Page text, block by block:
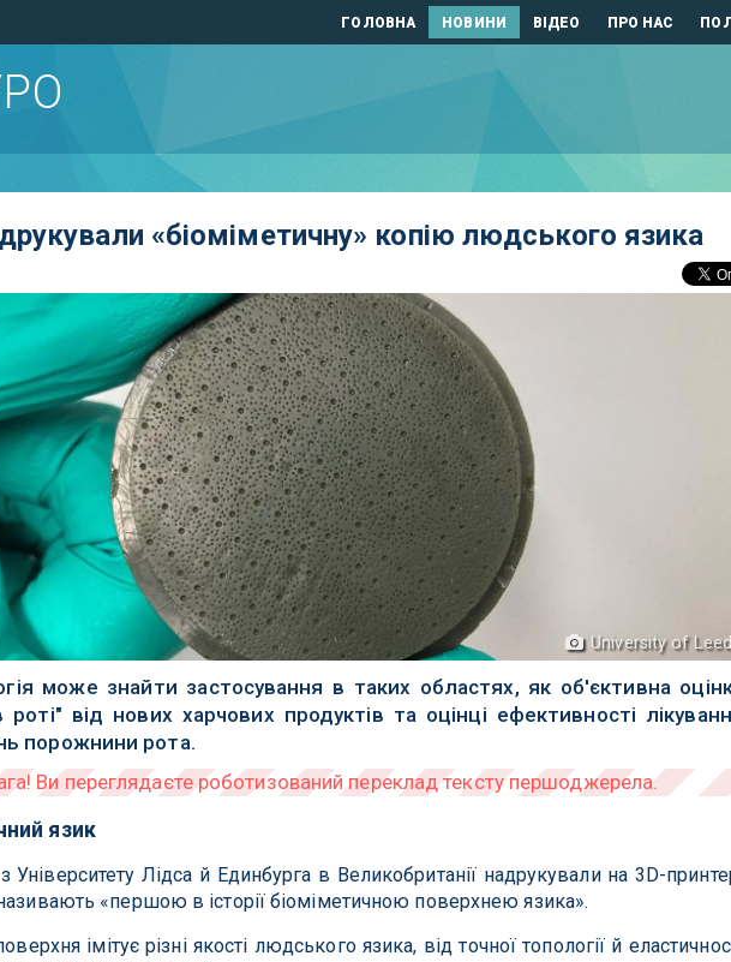
ГОЛОВНА НОВИНИ ВІДЕО ПРО НАС
«біоміметичну» копію людського язика
University of
може знайти застосування в таких областях, як об'єктивна
роті" від нових харчових продуктів та оцінці ефективності
порожнини рота.
язик
Університету Лідса й Единбурга в Великобританії надрукували на 3D-
«першою в історії біоміметичною поверхнею язика».
імітує різні якості людського язика, від точної топології й